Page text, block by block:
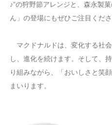
♪”の狩野節アレンジと、森永製
ん」の登場にもぜひご注目くださ
マクドナルドは、変化する社
し、進化を続けます。そして、
り組みながら、「おいしさと笑
まいります。